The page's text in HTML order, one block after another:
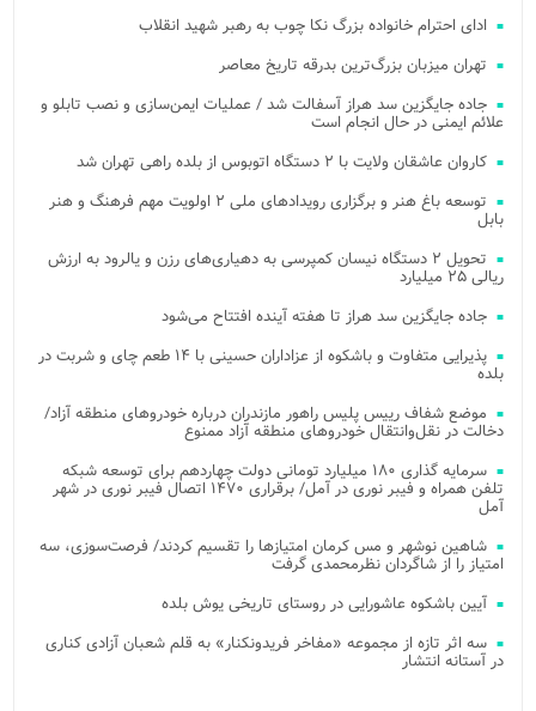
ادای احترام خانواده بزرگ نکا چوب به رهبر شهید انقلاب
تهران میزبان بزرگ‌ترین بدرقه تاریخ معاصر
جاده جایگزین سد هراز آسفالت شد / عملیات ایمن‌سازی و نصب تابلو و
علائم ایمنی در حال انجام است
کاروان عاشقان ولایت با ۲ دستگاه اتوبوس از بلده راهی تهران شد
توسعه باغ هنر و برگزاری رویدادهای ملی ۲ اولویت مهم فرهنگ و هنر
بابل
تحویل ۲ دستگاه نیسان کمپرسی به دهیاری‌های رزن و یالرود به ارزش
ریالی ۲۵ میلیارد
جاده جایگزین سد هراز تا هفته آینده افتتاح می‌شود
پذیرایی متفاوت و باشکوه از عزاداران حسینی با ۱۴ طعم چای و شربت در
بلده
موضع شفاف رییس پلیس راهور مازندران درباره خودروهای منطقه آزاد/
دخالت در نقل‌وانتقال خودروهای منطقه آزاد ممنوع
سرمایه گذاری ۱۸۰ میلیارد تومانی دولت چهاردهم برای توسعه شبکه
تلفن همراه و فیبر نوری در آمل/ برقراری ۱۴۷۰ اتصال فیبر نوری در شهر
آمل
شاهین نوشهر و مس کرمان امتیازها را تقسیم کردند/ فرصت‌سوزی، سه
امتیاز را از شاگردان نظرمحمدی گرفت
آیین باشکوه عاشورایی در روستای تاریخی یوش بلده
سه اثر تازه از مجموعه «مفاخر فریدونکنار» به قلم شعبان آزادی کناری
در آستانه انتشار